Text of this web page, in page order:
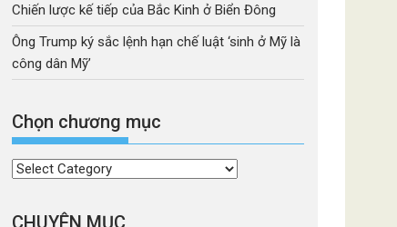
Chiến lược kế tiếp của Bắc Kinh ở Biển Đông
Ông Trump ký sắc lệnh hạn chế luật ‘sinh ở Mỹ là
công dân Mỹ’
Chọn chương mục
Chọn
mục
CHUYÊN MỤC